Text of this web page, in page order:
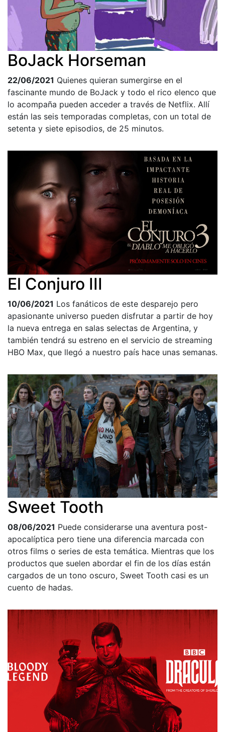
BoJack Horseman
22/06/2021 Quienes quieran sumergirse en el
fascinante mundo de BoJack y todo el rico elenco que
lo acompaña pueden acceder a través de Netflix. Allí
están las seis temporadas completas, con un total de
setenta y siete episodios, de 25 minutos.
El Conjuro III
10/06/2021 Los fanáticos de este desparejo pero
apasionante universo pueden disfrutar a partir de hoy
la nueva entrega en salas selectas de Argentina, y
también tendrá su estreno en el servicio de streaming
HBO Max, que llegó a nuestro país hace unas semanas.
Sweet Tooth
08/06/2021 Puede considerarse una aventura post-
apocalíptica pero tiene una diferencia marcada con
otros films o series de esta temática. Mientras que los
productos que suelen abordar el fin de los días están
cargados de un tono oscuro, Sweet Tooth casi es un
cuento de hadas.